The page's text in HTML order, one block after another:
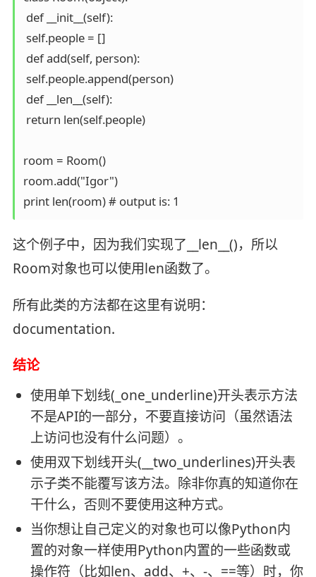
def __init__(self):
self.people = []
def add(self, person):
self.people.append(person)
def __len__(self):
return len(self.people)
room = Room()
room.add("Igor")
print len(room) # output is: 1
这个例子中，因为我们实现了__len__()，所以
Room对象也可以使用len函数了。
所有此类的方法都在这里有说明：
documentation.
结论
使用单下划线(_one_underline)开头表示方法
不是API的一部分，不要直接访问（虽然语法
上访问也没有什么问题）。
使用双下划线开头(__two_underlines)开头表
示子类不能覆写该方法。除非你真的知道你在
干什么，否则不要使用这种方式。
当你想让自己定义的对象也可以像Python内
置的对象一样使用Python内置的一些函数或
操作符（比如len、add、+、-、==等）时，你